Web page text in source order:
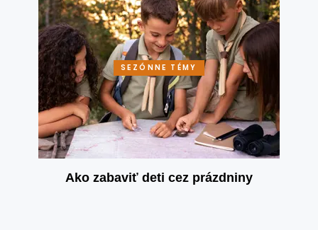
SEZÓNNE TÉMY
Ako zabaviť deti cez prázdniny